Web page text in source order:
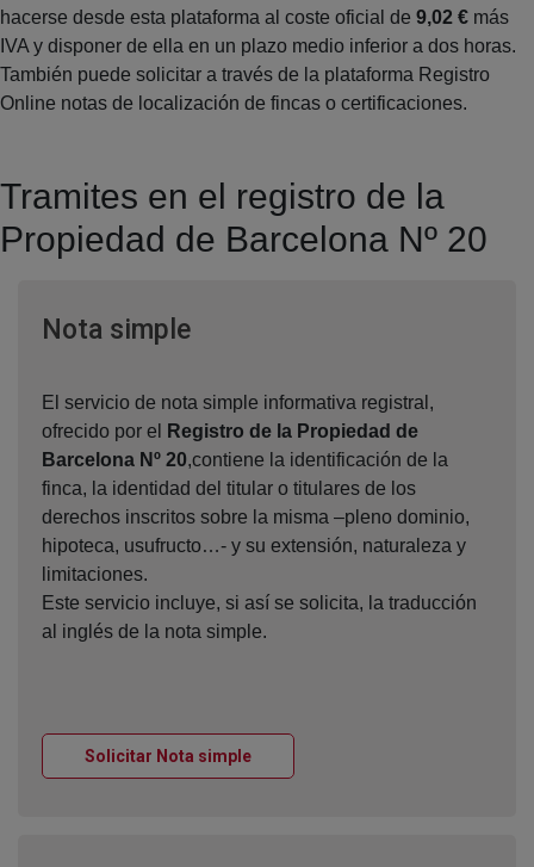
hacerse desde esta plataforma al coste oficial de 9,02 € más
IVA y disponer de ella en un plazo medio inferior a dos horas.
También puede solicitar a través de la plataforma Registro
Online notas de localización de fincas o certificaciones.
Tramites en el registro de la
Propiedad de Barcelona Nº 20
Nota simpleVentana nueva
El servicio de nota simple informativa registral,
ofrecido por el
Registro de la Propiedad de
Barcelona Nº 20,contiene la identificación de la
finca, la identidad del titular o titulares de los
derechos inscritos sobre la misma –pleno dominio,
hipoteca, usufructo…- y su extensión, naturaleza y
limitaciones.
Este servicio incluye, si así se solicita, la traducción
al inglés de la nota simple.
Solicitar Nota simpleVentana nueva